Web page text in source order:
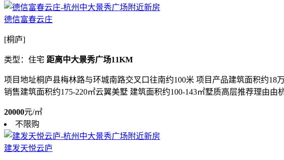
德信富春云庄
[桐庐]
类型：住宅 距离中大景秀广场11KM
项目地址桐庐县梅林路与环城南路交叉口往南约100米 项目产品建筑面积约
销售建筑面积约175-220㎡云翼美墅 建筑面积约100-143㎡墅质高层推荐理由由
20000元/㎡
不限购
建发天悦云庐